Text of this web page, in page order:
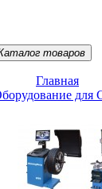
товаров
Главная
для